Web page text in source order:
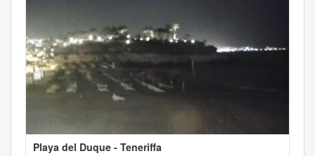
Playa del Duque - Teneriffa